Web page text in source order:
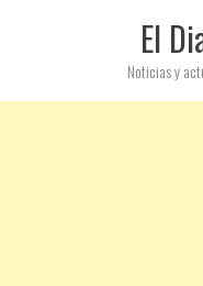
El
Noticias y